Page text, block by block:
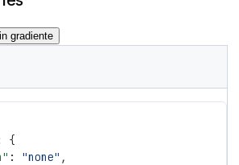
gradiente
{
: "none" ,